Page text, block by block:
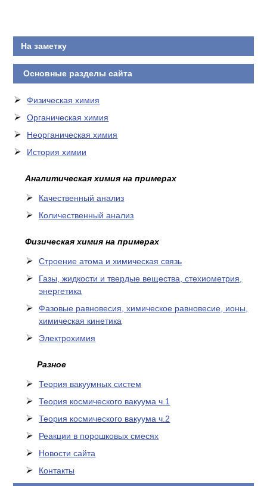
На заметку
Основные разделы сайта
Физическая химия
Органическая химия
Неорганическая химия
История химии
Аналитическая химия на примерах
Качественный анализ
Количественный анализ
Физическая химия на примерах
Cтроение атома и химическая связь
Газы, жидкости и твердые вещества, стехиометрия,
энергетика
Фазовые равновесия, химическое равновесие, ионы,
химическая кинетика
Электрохимия
Разное
Теория вакуумных систем
Теория космического вакуума ч.1
Теория космического вакуума ч.2
Реакции в порошковых смесях
Новости сайта
Контакты